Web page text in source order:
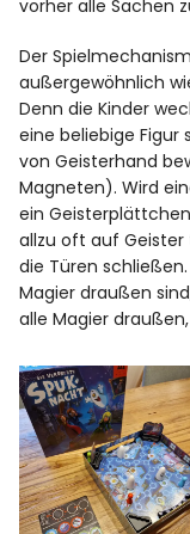
vorher alle Sachen
Der
außergewöhnlich
Denn die Kinder
eine beliebige Figur
von Geisterhand
Magneten). Wird
ein
allzu oft auf
die Türen
Magier draußen
alle Magier